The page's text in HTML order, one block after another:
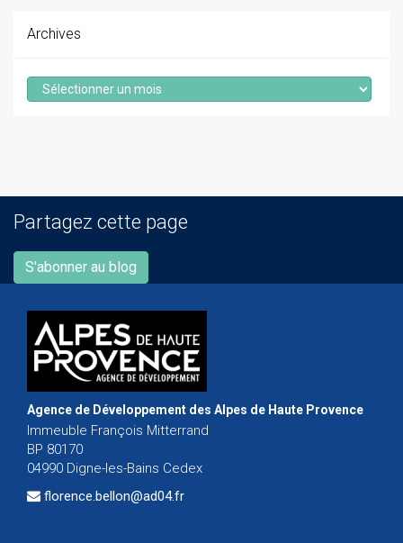
Archives
Archives
Partagez cette page
S'abonner au blog
Agence de Développement des Alpes de Haute Provence
Immeuble François Mitterrand
BP 80170
04990 Digne-les-Bains Cedex
florence.bellon@ad04.fr